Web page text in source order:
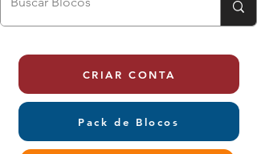
CRIAR CONTA
Pack de Blocos